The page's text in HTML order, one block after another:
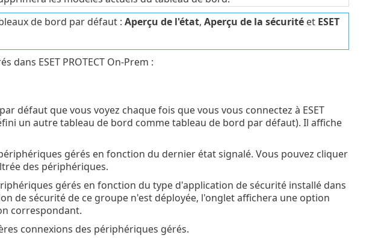
de bord par défaut : Aperçu de l'état, Aperçu de la sécuritéet ESET
ESET PROTECT On-Prem :
défaut que vous voyez chaque fois que vous vous connectez à ESET
un autre tableau de bord comme tableau de bord par défaut). Il affiche
gérés en fonction du dernier état signalé. Vous pouvez cliquer
des périphériques.
gérés en fonction du type d'application de sécurité installé dans
de sécurité de ce groupe n'est déployée, l'onglet affichera une option
correspondant.
connexions des périphériques gérés.